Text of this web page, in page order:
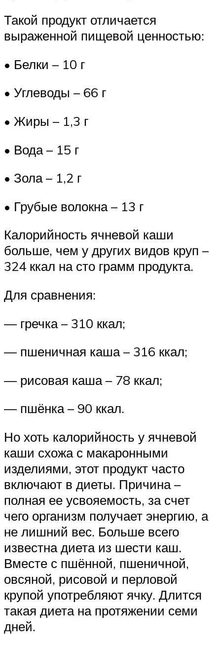
Такой продукт отличается
выраженной пищевой ценностью:
• Белки – 10 г
• Углеводы – 66 г
• Жиры – 1,3 г
• Вода – 15 г
• Зола – 1,2 г
• Грубые волокна – 13 г
Калорийность ячневой каши
больше, чем у других видов круп –
324 ккал на сто грамм продукта.
Для сравнения:
— гречка – 310 ккал;
— пшеничная каша – 316 ккал;
— рисовая каша – 78 ккал;
— пшёнка – 90 ккал.
Но хоть калорийность у ячневой
каши схожа с макаронными
изделиями, этот продукт часто
включают в диеты. Причина –
полная ее усвояемость, за счет
чего организм получает энергию, а
не лишний вес. Больше всего
известна диета из шести каш.
Вместе с пшённой, пшеничной,
овсяной, рисовой и перловой
крупой употребляют ячку. Длится
такая диета на протяжении семи
дней.